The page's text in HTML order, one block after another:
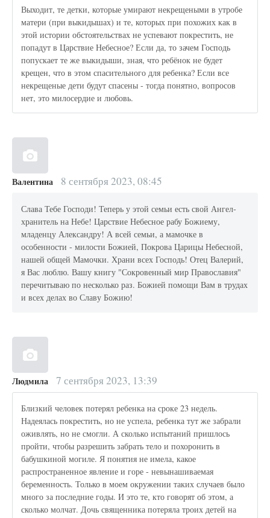
Выходит, те детки, которые умирают некрещеными в утробе
матери (при выкидышах) и те, которых при похожих как в
этой истории обстоятельствах не успевают покрестить, не
попадут в Царствие Небесное? Если да, то зачем Господь
попускает те же выкидыши, зная, что ребёнок не будет
крещен, что в этом спасительного для ребенка? Если все
некрещеные дети будут спасены - тогда понятно, вопросов
нет, это милосердие и любовь.
Валентина 8 сентября 2023, 08:45
Слава Тебе Господи! Теперь у этой семьи есть свой Ангел-
хранитель на Небе! Царствие Небесное рабу Божиему,
младенцу Александру! А всей семьи, а мамочке в
особенности - милости Божией, Покрова Царицы Небесной,
нашей общей Мамочки. Храни всех Господь! Отец Валерий,
я Вас люблю. Вашу книгу "Сокровенный мир Православия"
перечитываю по несколько раз. Божией помощи Вам в трудах
и всех делах во Славу Божию!
Людмила 7 сентября 2023, 13:39
Близкий человек потерял ребенка на сроке 23 недель.
Надеялась покрестить, но не успела, ребенка тут же забрали
оживлять, но не смогли. А сколько испытаний пришлось
пройти, чтобы разрешить забрать тело и похоронить в
бабушкиной могиле. Я понятия не имела, какое
распространенное явление и горе - невынашиваемая
беременность. Только в моем окружении таких случаев было
много за последние годы. И это те, кто говорят об этом, а
сколько молчат. Дочь священника потеряла троих детей на